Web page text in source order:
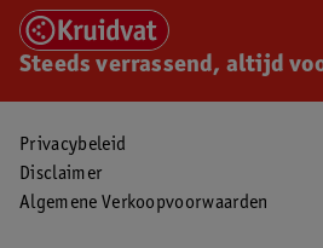
Steeds verrassend, altijd
Privacybeleid
Disclaimer
Algemene Verkoopvoorwaarden